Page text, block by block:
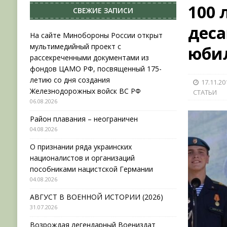
НОВОСТИ
[ 31.07.2026 ]
АВГУСТ В ВОЕННОЙ ИСТОРИИ
[ 19.07.2026 ]
Возрождая легендарный
[ 06.08.2026 ] На сайте Минобороны России
фондов ЦАМО РФ, посвященный 175-летию со
100
СТАТЬИ
СВЕЖИЕ ЗАПИСИ
На сайте Минобороны России открыт
мультимедийный проект с
рассекреченными документами из
фондов ЦАМО РФ, посвященный 175-
летию со дня создания
Железнодорожных войск ВС РФ
06.08.2026
Район плавания – неограничен
04.08.2026
О признании ряда украинских
националистов и организаций
пособниками нацистской Германии
04.08.2026
АВГУСТ В ВОЕННОЙ ИСТОРИИ (2026)
31.07.2026
Возрождая легендарный Воениздат